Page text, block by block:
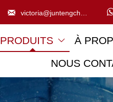

PRODUITS  À
NOUS